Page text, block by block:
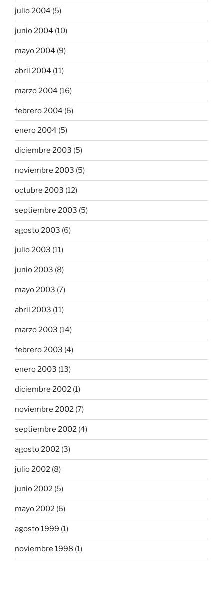
julio 2004 (5)
junio 2004 (10)
mayo 2004 (9)
abril 2004 (11)
marzo 2004 (16)
febrero 2004 (6)
enero 2004 (5)
diciembre 2003 (5)
noviembre 2003 (5)
octubre 2003 (12)
septiembre 2003 (5)
agosto 2003 (6)
julio 2003 (11)
junio 2003 (8)
mayo 2003 (7)
abril 2003 (11)
marzo 2003 (14)
febrero 2003 (4)
enero 2003 (13)
diciembre 2002 (1)
noviembre 2002 (7)
septiembre 2002 (4)
agosto 2002 (3)
julio 2002 (8)
junio 2002 (5)
mayo 2002 (6)
agosto 1999 (1)
noviembre 1998 (1)